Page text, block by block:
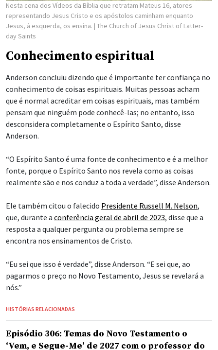
Nesta cena dos Vídeos da Bíblia que retratam Mateus 16, atores
representando Jesus Cristo e os apóstolos caminham enquanto
Jesus, à esquerda, os ensina. | The Church of Jesus Christ of Latter-
day Saints
Conhecimento espiritual
Anderson concluiu dizendo que é importante ter confiança no
conhecimento de coisas espirituais. Muitas pessoas acham
que é normal acreditar em coisas espirituais, mas também
pensam que ninguém pode conhecê-las; no entanto, isso
desconsidera completamente o Espírito Santo, disse
Anderson.
“O Espírito Santo é uma fonte de conhecimento e é a melhor
fonte, porque o Espírito Santo nos revela como as coisas
realmente são e nos conduz a toda a verdade”, disse Anderson.
Ele também citou o falecido Presidente Russell M. Nelson,
que, durante a conferência geral de abril de 2023, disse que a
resposta a qualquer pergunta ou problema sempre se
encontra nos ensinamentos de Cristo.
“Eu sei que isso é verdade”, disse Anderson. “E sei que, ao
pagarmos o preço no Novo Testamento, Jesus se revelará a
nós.”
HISTÓRIAS RELACIONADAS
Episódio 306: Temas do Novo Testamento o
‘Vem, e Segue-Me’ de 2027 com o professor do